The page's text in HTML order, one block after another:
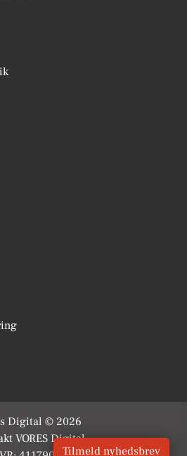
Digital © 2026
VORES Digital
Tilmeld nyhedsbrev